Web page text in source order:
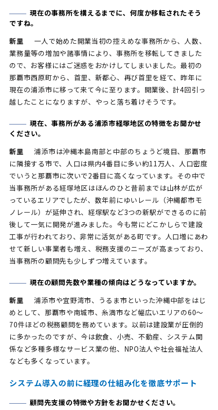
現在の事務所を構えるまでに、何度か移転されたそう
ですね。
新里
一人で始めた開業当初の控えめな事務所から、人数、
業務量等の増加や諸事情により、事務所を移転してきました
ので、お客様にはご迷惑をおかけしてしまいました。最初の
那覇市西原町から、首里、新都心、再び首里を経て、昨年に
現在の浦添市に移って来て今に至ります。開業後、計4回引っ
越したことになりますが、やっと落ち着けそうです。
現在、事務所がある浦添市経塚地区の特徴をお聞かせ
ください。
新里
浦添市は沖縄本島南部と中部のちょうど境目、那覇市
に隣接する市で、人口は県内4番目に多い約11万人、人口密度
でいうと那覇市に次いで2番目に高くなっています。その中で
当事務所がある経塚地区はほんのひと昔前までは山林が広が
っているエリアでしたが、数年前にゆいレール（沖縄都市モ
ノレール）が延伸され、経塚駅など3つの新駅ができるのに前
後して一気に開発が進みました。今も常にどこかしらで建設
工事が行われており、非常に活気がある町です。人口増にあわ
せて新しい事業者も増え、税務支援のニーズが高まっており、
当事務所の顧問先も少しずつ増えています。
現在の顧問先数や業種の傾向はどうなっていますか。
新里
浦添市や宜野湾市、うるま市といった沖縄中部をはじ
めとして、那覇市や南城市、糸満市など幅広いエリアの60～
70件ほどの税務顧問を務めています。以前は建設業が圧倒的
に多かったのですが、今は飲食、小売、不動産、システム関
係など多種多様なサービス業の他、NPO法人や社会福祉法人
なども多くなっています。
システム導入の前に経理の仕組み化を徹底サポート
顧問先支援の特徴や方針をお聞かせください。